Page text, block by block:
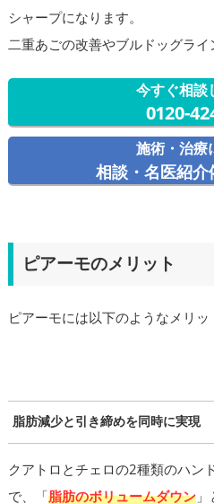
シャープになります。
二重あごの改善やブルドッグライ
今すぐ相談
0120-
施術・治療
相談・名医紹介
ピアーモのメリット
ピアーモには以下のようなメリッ
脂肪減少と引き締めを同時に実現
クアトロとチェロの2種類のハン
で、「脂肪のボリュームダウン」